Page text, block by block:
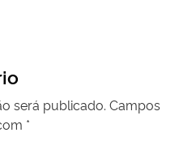
será publicado. Campos
*